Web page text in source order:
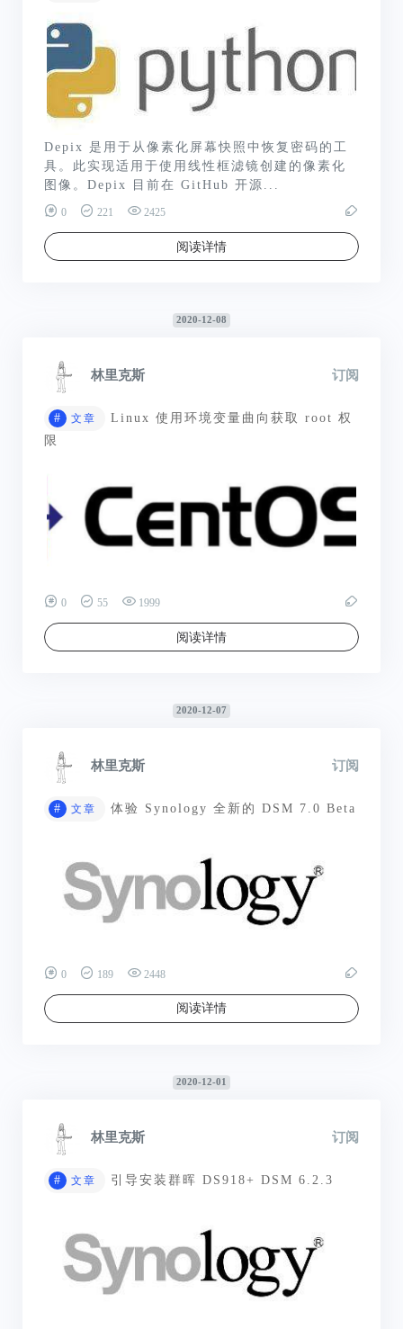
Depix 是用于从像素化屏幕快照中恢复密码的工
具。此实现适用于使用线性框滤镜创建的像素化
图像。Depix 目前在 GitHub 开源...
0 221 2425
阅读详情
2020-12-08
林里克斯 订阅
# 文章
Linux 使用环境变量曲向获取 root 权
限
0 55 1999
阅读详情
2020-12-07
林里克斯 订阅
# 文章 体验 Synology 全新的 DSM 7.0 Beta
0 189 2448
阅读详情
2020-12-01
林里克斯 订阅
# 文章 引导安装群晖 DS918+ DSM 6.2.3